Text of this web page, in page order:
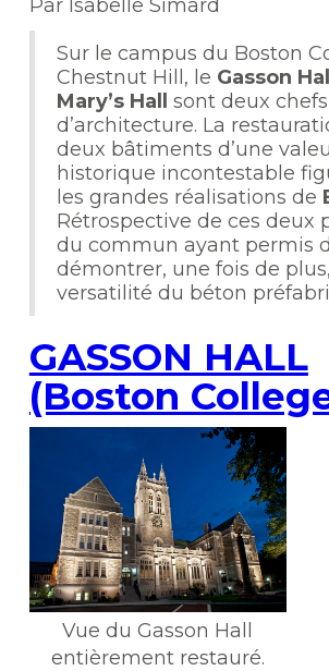
Par Isabelle Simard
Sur le campus du Boston
Chestnut Hill, le Gasson Hall
Mary’s Hall
sont deux
d’architecture. La
deux bâtiments d’une
historique incontestable
les grandes réalisations de
Rétrospective de ces deux
du commun ayant permis
démontrer, une fois de
versatilité du béton
GASSON HALL
(Boston
Vue du Gasson Hall
entièrement restauré.